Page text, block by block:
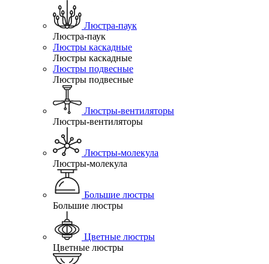
Люстра-паук
Люстра-паук
Люстры каскадные
Люстры каскадные
Люстры подвесные
Люстры подвесные
Люстры-вентиляторы
Люстры-вентиляторы
Люстры-молекула
Люстры-молекула
Большие люстры
Большие люстры
Цветные люстры
Цветные люстры